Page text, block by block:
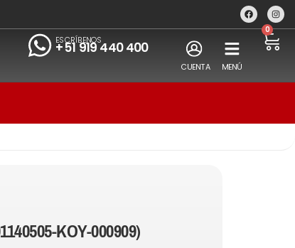
ESCRÍBENOS
+51 919 440 400
CUENTA MENÚ
0
KOY-000909)